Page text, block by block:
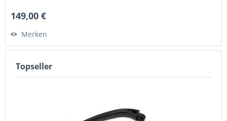
149,00 €
Merken
Topseller